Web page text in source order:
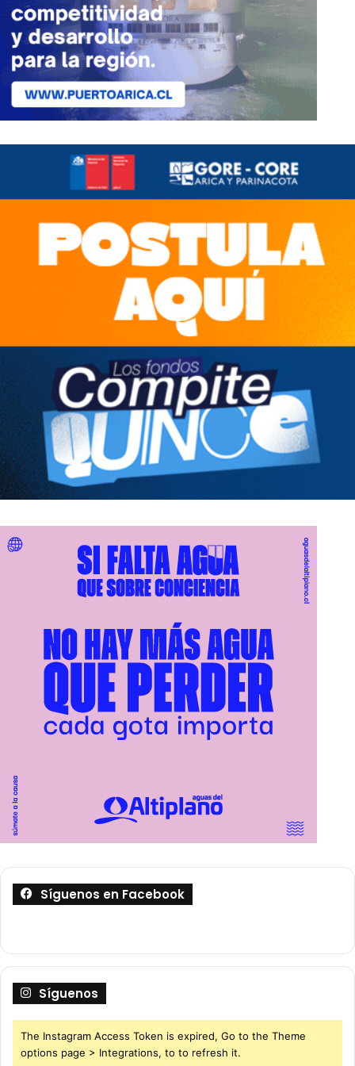
Síguenos en Facebook
Síguenos
The Instagram Access Token is expired, Go to the Theme
options page > Integrations, to to refresh it.